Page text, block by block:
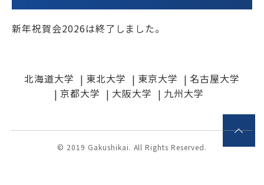
FacebookInstagramLINE
新年祝賀会2026は終了しました。
北海道大学 東北大学 東京大学
名古屋大学
京都大学
大阪大学 九州大学
© 2019 Gakushikai. All Rights Reserved.